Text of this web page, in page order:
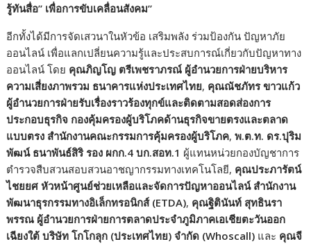
รู้ทันสื่อ” เพื่อการขับเคลื่อนสังคม”
อีกทั้งได้มีการจัดเสวนาในหัวข้อ เสริมพลัง ร่วมป้องกัน ปัญหาภัย
ออนไลน์ เพื่อแลกเปลี่ยนความรู้และประสบการณ์เกี่ยวกับปัญหาทาง
ออนไลน์ โดย คุณภิญโญ ตรีเพชราภรณ์ ผู้อำนวยการฝ่ายบริหาร
ความเสี่ยงภาพรวม ธนาคารแห่งประเทศไทย, คุณณัชภัทร ขาวแก้ว
ผู้อำนวยการฝ่ายรับเรื่องราวร้องทุกข์และติดตามสอดส่องการ
ประกอบธุรกิจ กองคุ้มครองผู้บริโภคด้านธุรกิจขายตรงและตลาด
แบบตรง สำนักงานคณะกรรมการคุ้มครองผู้บริโภค,พ.ต.ท. ดร.ปุริม
พัฒน์ ธนาพันธ์สิริ รอง ผกก.4 บก.สอท.1 ผู้แทนหน่วยกองบัญชาการ
ตำรวจสืบสวนสอบสวนอาชญากรรมทางเทคโนโลยี, คุณประภารัตน์
ไชยยศ หัวหน้าศูนย์ช่วยเหลือและจัดการปัญหาออนไลน์ สำนักงาน
พัฒนาธุรกรรมทางอิเล็กทรอนิกส์ (ETDA), คุณฐิตินันท์ สุทธินรา
พรรณ ผู้อำนวยการฝ่ายการตลาดประจำภูมิภาคเอเชียตะวันออก
เฉียงใต้ บริษัท โกโกลุก (ประเทศไทย) จำกัด (Whoscall) และ คุณจี